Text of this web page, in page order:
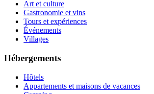
Art et culture
Gastronomie et vins
Tours et expériences
Événements
Villages
Hébergements
Hôtels
Appartements et maisons de vacances